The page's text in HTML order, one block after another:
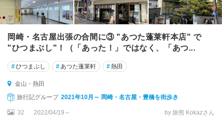
岡崎・名古屋出張の合間に③ "あつた蓬莱軒本店" で
"ひつまぶし"！（「あった！」ではなく、「あつ...
#ひつまぶし # あつた蓬莱軒 #熱田
金山・熱田
旅行記グループ 2021年10月～ 岡崎・名古屋・豊橋を街歩き
32 2022/04/19～ by 旅熊 Kokazさん